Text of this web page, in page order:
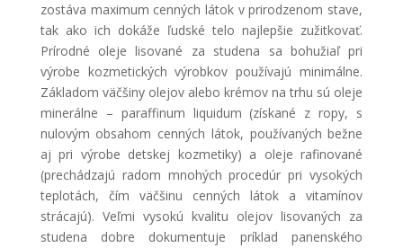
zostáva maximum cenných látok v prirodzenom stave,
tak ako ich dokáže ľudské telo najlepšie zužitkovať.
Prírodné oleje lisované za studena sa bohužiaľ pri
výrobe kozmetických výrobkov používajú minimálne.
Základom väčšiny olejov alebo krémov na trhu sú oleje
minerálne – paraffinum liquidum (získané z ropy, s
nulovým obsahom cenných látok, používaných bežne
aj pri výrobe detskej kozmetiky) a oleje rafinované
(prechádzajú radom mnohých procedúr pri vysokých
teplotách, čím väčšinu cenných látok a vitamínov
strácajú). Veľmi vysokú kvalitu olejov lisovaných za
studena dobre dokumentuje príklad panenského